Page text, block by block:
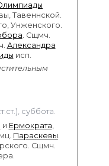
Тавеннской.
Унженского.
. Сщмч.
Александра
исп.
суббота.
и Ермократа,
Параскевы.
Сщмч.